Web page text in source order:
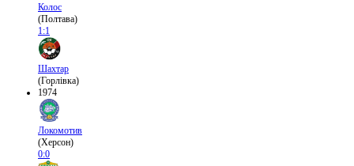
Колос
(Полтава)
1:1
Шахтар
(Горлівка)
1974
Локомотив
(Херсон)
0:0